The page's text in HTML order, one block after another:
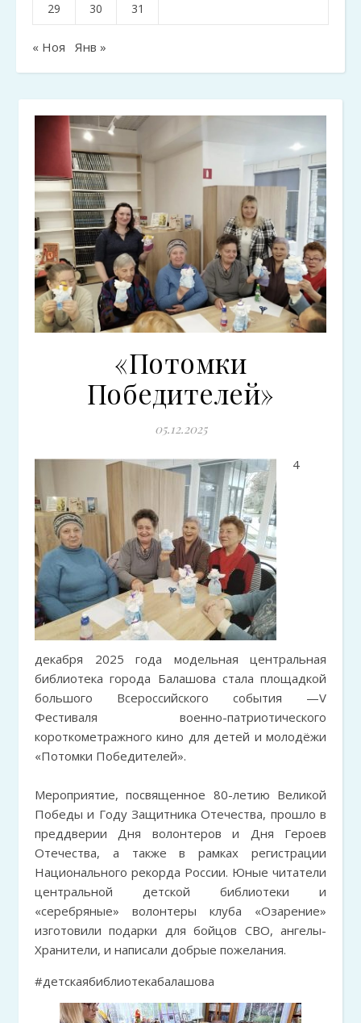
29 30 31
« Ноя Янв »
«Потомки
Победителей»
05.12.2025
4
декабря 2025 года модельная центральная
библиотека города Балашова стала площадкой
большого Всероссийского события —V
Фестиваля военно-патриотического
короткометражного кино для детей и молодёжи
«Потомки Победителей».
Мероприятие, посвященное 80-летию Великой
Победы и Году Защитника Отечества, прошло в
преддверии Дня волонтеров и Дня Героев
Отечества, а также в рамках регистрации
Национального рекорда России. Юные читатели
центральной детской библиотеки и
«серебряные» волонтеры клуба «Озарение»
изготовили подарки для бойцов СВО, ангелы-
Хранители, и написали добрые пожелания.
#детскаябиблиотекабалашова